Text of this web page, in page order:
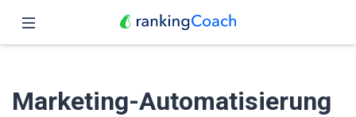
Funktionen
Marketing-Automatisierung